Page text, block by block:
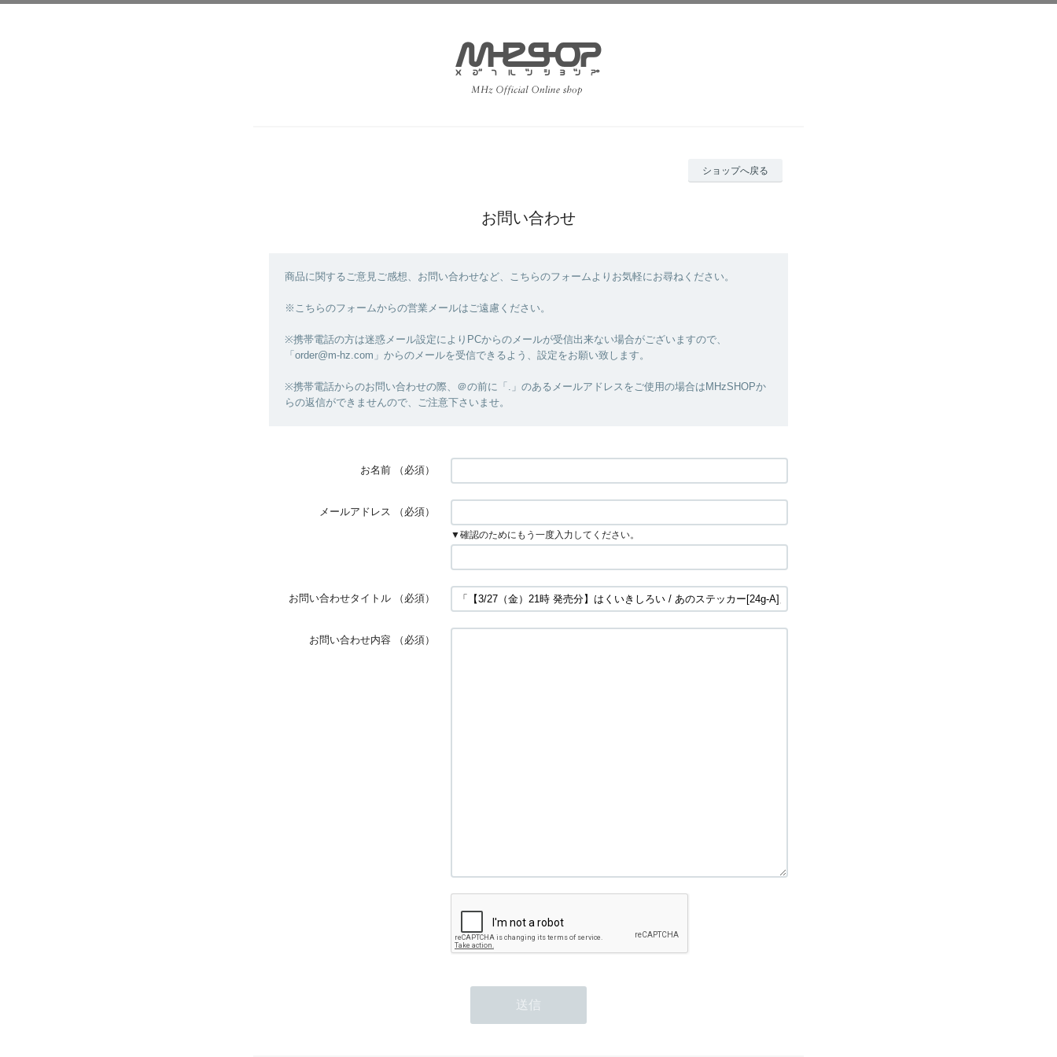
ショップへ戻る
お問い合わせ
商品に関するご意見ご感想、お問い合わせなど、こちらのフォームよりお気軽にお尋ねください。
※こちらのフォームからの営業メールはご遠慮ください。
※携帯電話の方は迷惑メール設定によりPCからのメールが受信出来ない場合がございますので、
「order@m-hz.com」からのメールを受信できるよう、設定をお願い致します。
※携帯電話からのお問い合わせの際、＠の前に「.」のあるメールアドレスをご使用の場合はMHzSHOPか
らの返信ができませんので、ご注意下さいませ。
お名前 （必須）
メールアドレス （必須）
▼確認のためにもう一度入力してください。
お問い合わせタイトル （必須）
お問い合わせ内容 （必須）